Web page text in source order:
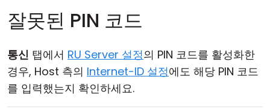
잘못된 PIN 코드
통신 탭에서 RU Server 설정의 PIN 코드를 활성화한
경우, Host 측의 Internet-ID 설정에도 해당 PIN 코드
를 입력했는지 확인하세요.